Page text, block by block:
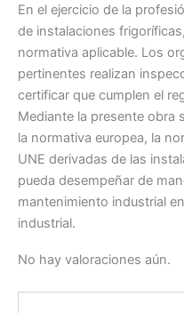
En el ejercicio de la
de instalaciones
normativa aplicable. Los
pertinentes realizan
certificar que cumplen el
Mediante la presente obra
la normativa europea, la
UNE derivadas de las
pueda desempeñar de
mantenimiento industrial
industrial.
No hay valoraciones aún.